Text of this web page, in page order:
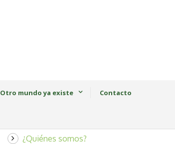
Otro mundo ya existe Contacto
¿Quiénes somos?